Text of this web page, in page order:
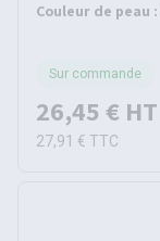
Couleur de peau
Sur commande
26,45 € HT
27,91 € TTC